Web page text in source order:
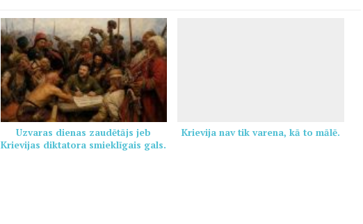
Uzvaras dienas zaudētājs jeb
Krievijas diktatora smieklīgais gals.
Krievija nav tik varena, kā to mālē.